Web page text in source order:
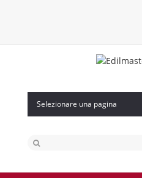
Selezionare una pagina